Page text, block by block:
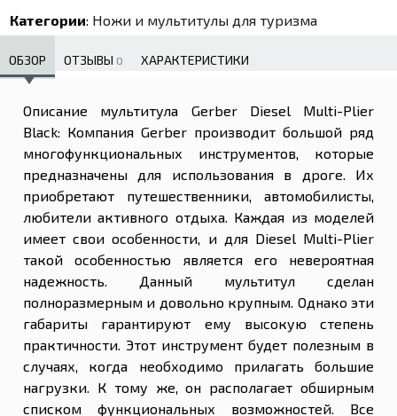
Категории: Ножи и мультитулы для туризма
ОБЗОР ОТЗЫВЫ 0 ХАРАКТЕРИСТИКИ
Описание мультитула Gerber Diesel Multi-Plier
Black: Компания Gerber производит большой ряд
многофункциональных инструментов, которые
предназначены для использования в дроге. Их
приобретают путешественники, автомобилисты,
любители активного отдыха. Каждая из моделей
имеет свои особенности, и для Diesel Multi-Plier
такой особенностью является его невероятная
надежность. Данный мультитул сделан
полноразмерным и довольно крупным. Однако эти
габариты гарантируют ему высокую степень
практичности. Этот инструмент будет полезным в
случаях, когда необходимо прилагать большие
нагрузки. К тому же, он располагает обширным
списком функциональных возможностей. Все